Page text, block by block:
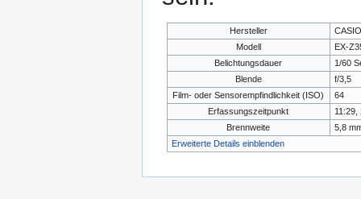
Hersteller
Modell
EX-
Belichtungsdauer
1/60
Blende
f/3,5
Film- oder Sensorempfindlichkeit (ISO)
64
Erfassungszeitpunkt
11:29,
Brennweite
5,8
Erweiterte Details einblenden